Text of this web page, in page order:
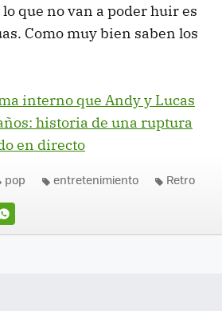
que no van a poder huir es
Como muy bien saben los
interno que Andy y Lucas
historia de una ruptura
en directo
pop entretenimiento Retro